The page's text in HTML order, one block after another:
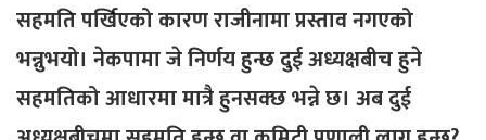
सहमति पर्खिएको कारण राजीनामा प्रस्ताव नगएको
भन्नुभयो। नेकपामा जे निर्णय हुन्छ दुई अध्यक्षबीच हुने
सहमतिको आधारमा मात्रै हुनसक्छ भन्ने छ। अब दुई